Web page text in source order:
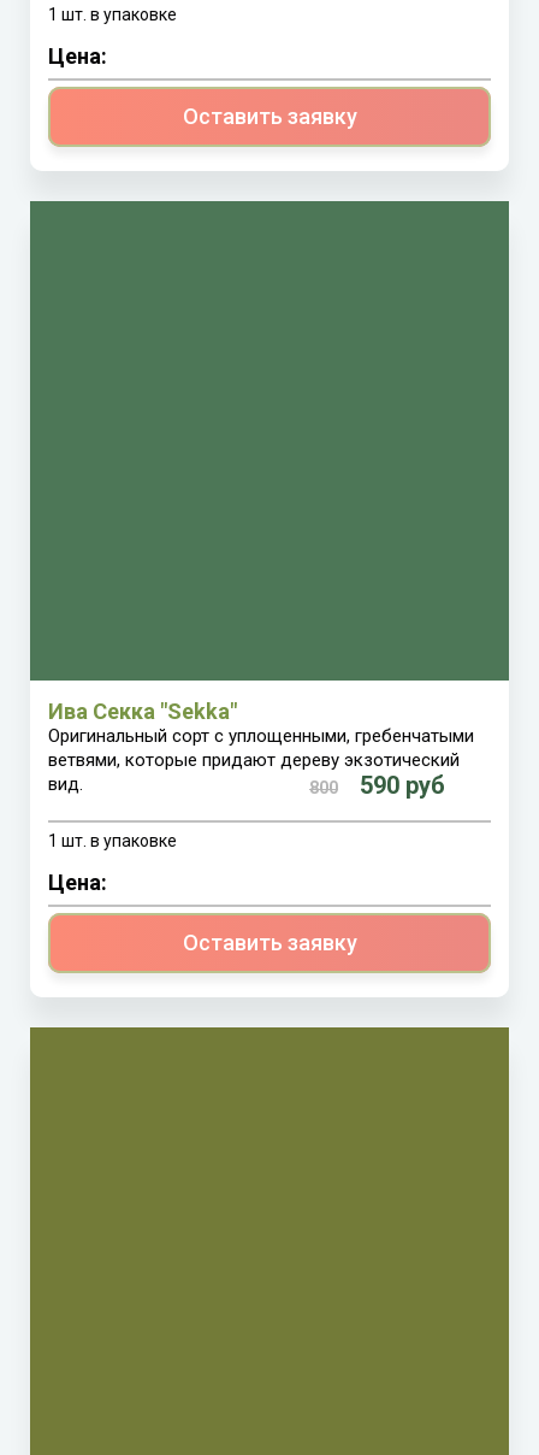
1 шт. в упаковке
Цена:
Оставить заявку
800 590 руб
Ива Секка "Sekka"
Оригинальный сорт с уплощенными, гребенчатыми
ветвями, которые придают дереву экзотический
вид.
1 шт. в упаковке
Цена:
Оставить заявку